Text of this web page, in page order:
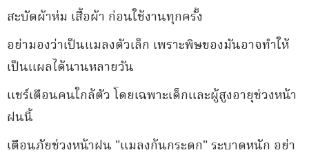
สะบัดผ้าห่ม เสื้อผ้า ก่อนใช้งานทุกครั้ง
อย่ามองว่าเป็นแมลงตัวเล็ก เพราะพิษของมันอาจทำให้
เป็นแผลได้นานหลายวัน
แชร์เตือนคนใกล้ตัว โดยเฉพาะเด็กและผู้สูงอายุช่วงหน้า
ฝนนี้
เตือนภัยช่วงหน้าฝน "แมลงก้นกระดก" ระบาดหนัก อย่า